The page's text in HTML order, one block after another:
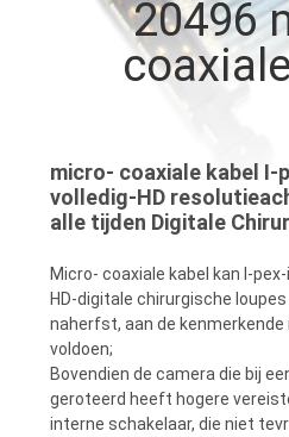
MET
ONS
NIEUWS
GEVALLEN
20496
micro- coaxiale kabel I-
volledig-HD
alle tijden Digitale
Micro- coaxiale kabel kan I-
HD-digitale chirurgische
naherfst, aan de
voldoen;
Bovendien de camera die bij
geroteerd heeft hogere
interne schakelaar, die niet